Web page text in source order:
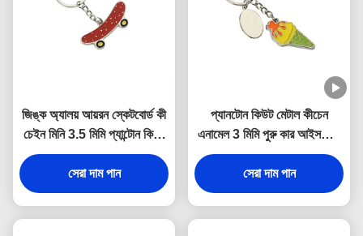
জিঙ্ক অ্যালয় আয়রন স্কেটবোর্ড কী
চেইন মিনি 3.5 মিমি প্যান্টোন কিউট
স্যুভেনির উপহার
সেরা দাম পান
প্যানটোন কিউট মেটাল কীচেন
এনামেল 3 মিমি পুরু কার আইসক্রিম
কীচেন জিঙ্ক অ্যালয়
সেরা দাম পান